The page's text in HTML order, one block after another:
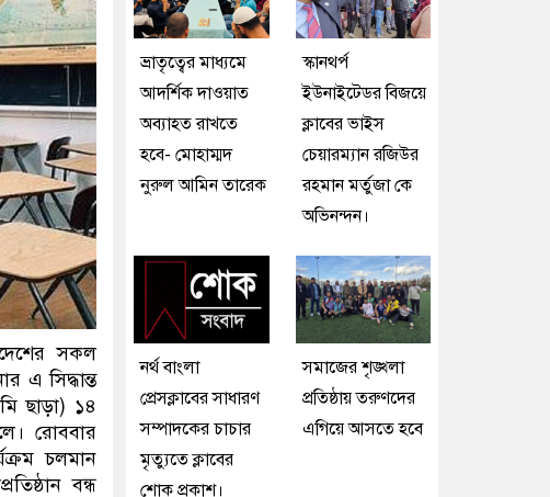
সকল
এ সিদ্ধান্ত
ছাড়া) ১৪
রোববার
চলমান
বন্ধ
ভ্রাতৃত্বের মাধ্যমে
আদর্শিক দাওয়াত
অব্যাহত রাখতে
হবে- মোহাম্মদ
নুরুল আমিন তারেক
স্কানথর্প
ইউনাইটেডর বিজয়ে
ক্লাবের ভাইস
চেয়ারম্যান রজিউর
রহমান মর্তুজা কে
অভিনন্দন।
নর্থ বাংলা
প্রেসক্লাবের সাধারণ
সম্পাদকের চাচার
মৃত্যুতে ক্লাবের
শোক প্রকাশ।
সমাজের শৃঙ্খলা
প্রতিষ্ঠায় তরুণদের
এগিয়ে আসতে হবে